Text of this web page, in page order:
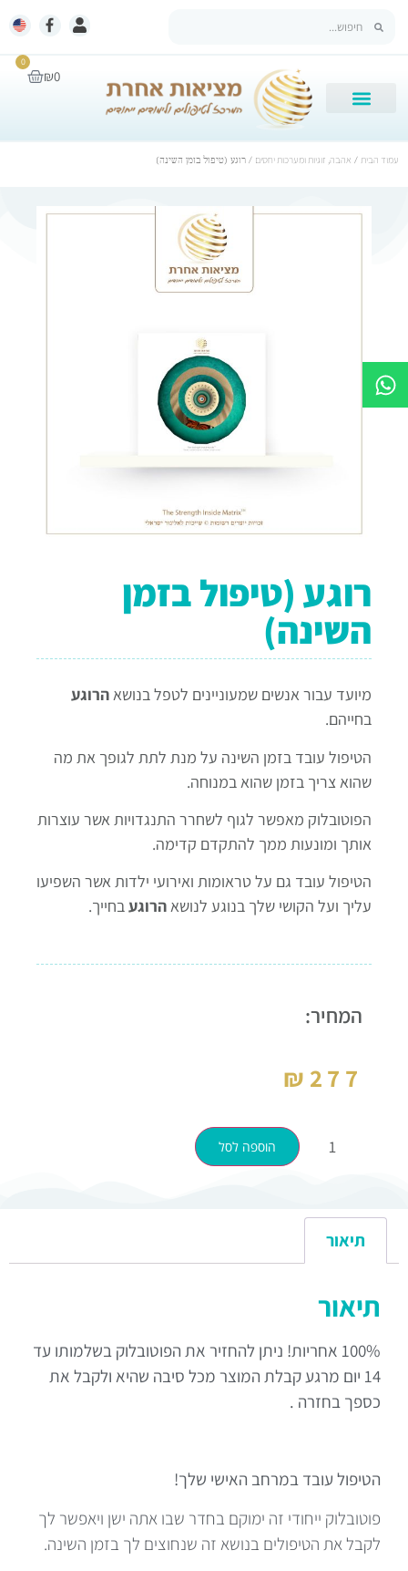
₪0
0
עמוד הבית / אהבה, זוגיות ומערכות יחסים / רוגע (טיפול בזמן השינה)
רוגע (טיפול בזמן
השינה)
מיועד עבור אנשים שמעוניינים לטפל בנושאהרוגע
בחייהם.
הטיפול עובד בזמן השינה על מנת לתת לגופך את מה
שהוא צריך בזמן שהוא במנוחה.
הפוטובלוק מאפשר לגוף לשחרר התנגדויות אשר עוצרות
אותך ומונעות ממך להתקדם קדימה.
הטיפול עובד גם על טראומות ואירועי ילדות אשר השפיעו
עליך ועל הקושי שלך בנוגע לנושאהרוגעבחייך.
המחיר:
₪ 277
הוספה לסל
תיאור
תיאור
100% אחריות! ניתן להחזיר את הפוטובלוק בשלמותו עד
14 יום מרגע קבלת המוצר מכל סיבה שהיא ולקבל את
כספך בחזרה .
הטיפול עובד במרחב האישי שלך!
פוטובלוק ייחודי זה ימוקם בחדר שבו אתה ישן ויאפשר לך
לקבל את הטיפולים בנושא זה שנחוצים לך בזמן השינה.